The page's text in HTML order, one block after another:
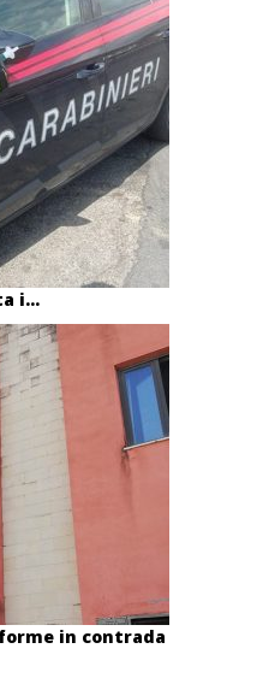
i...
in contrada